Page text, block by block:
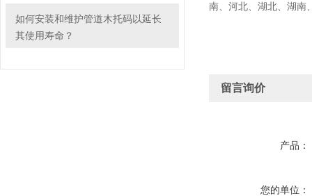
如何安装和维护管道木托码以延长
其使用寿命？
南、河北、湖北、湖南
留言询价
产品：
您的单位：